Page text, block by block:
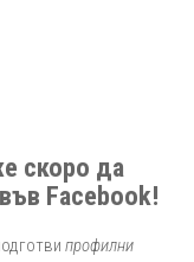
скоро да
Facebook!
профилни